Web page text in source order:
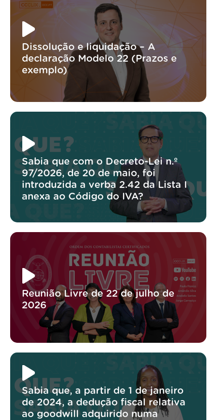
Dissolução e liquidação – A
declaração Modelo 22 (Prazos e
exemplo)
Sabia que com o Decreto-Lei n.º
97/2026, de 20 de maio, foi
introduzida a verba 2.42 da Lista I
anexa ao Código do IVA?
Reunião Livre de 22 de julho de
2026
Sabia que, a partir de 1 de janeiro
de 2024, a dedução fiscal relativa
ao goodwill adquirido numa